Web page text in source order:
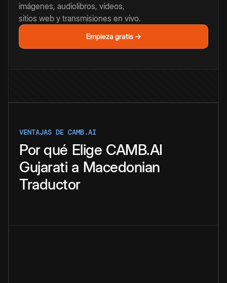
imágenes, audiolibros, vídeos,
sitios web y transmisiones en vivo.
Empieza gratis →
VENTAJAS DE CAMB.AI
Por qué Elige CAMB.AI
Gujarati a Macedonian
Traductor